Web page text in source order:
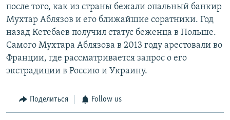
после того, как из страны бежали опальный банкир
Мухтар Аблязов и его ближайшие соратники. Год
назад Кетебаев получил статус беженца в Польше.
Самого Мухтара Аблязова в 2013 году арестовали во
Франции, где рассматривается запрос о его
экстрадиции в Россию и Украину.
Поделиться Follow us